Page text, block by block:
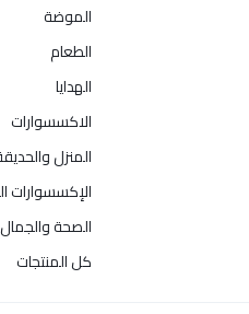
الموضة
الطعام
الهدايا
الاكسسوارات
المنزل
الإكسسوارات
الصحة والجمال
كل المنتجات